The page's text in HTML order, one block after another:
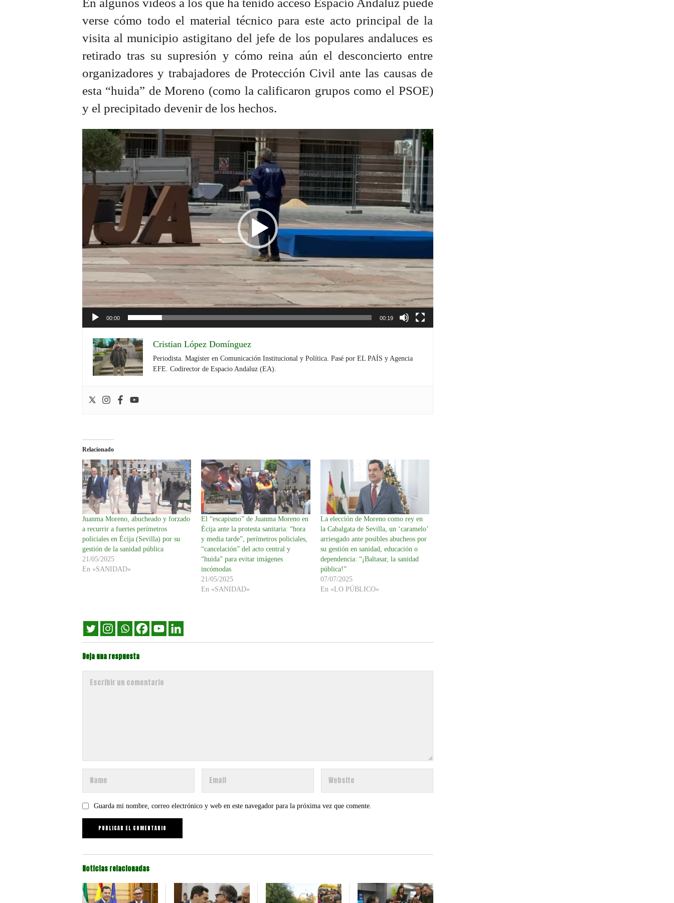
verse cómo todo el material técnico para este acto principal de la
visita al municipio astigitano del jefe de los populares andaluces es
retirado tras su supresión y cómo reina aún el desconcierto entre
organizadores y trabajadores de Protección Civil ante las causas de
esta “huida” de Moreno (como la calificaron grupos como el PSOE)
y el precipitado devenir de los hechos.
Reproductor
de
vídeo
00:00 00:19
Cristian López Domínguez
Periodista. Magíster en Comunicación Institucional y Política. Pasé por EL PAÍS y Agencia
EFE. Codirector de Espacio Andaluz (EA).
Relacionado
Juanma Moreno, abucheado y forzado
a recurrir a fuertes perímetros
policiales en Écija (Sevilla) por su
gestión de la sanidad pública
21/05/2025
En «SANIDAD»
El “escapismo” de Juanma Moreno en
Écija ante la protesta sanitaria: “hora
y media tarde”, perímetros policiales,
“cancelación” del acto central y
“huida” para evitar imágenes
incómodas
21/05/2025
En «SANIDAD»
La elección de Moreno como rey en
la Cabalgata de Sevilla, un ‘caramelo’
arriesgado ante posibles abucheos por
su gestión en sanidad, educación o
dependencia: “¡Baltasar, la sanidad
pública!”
07/07/2025
En «LO PÚBLICO»
Deja una respuesta
Guarda mi nombre, correo electrónico y web en este navegador para la próxima vez que comente.
Noticias relacionadas